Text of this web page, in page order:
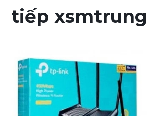
tiếp xsmtrung